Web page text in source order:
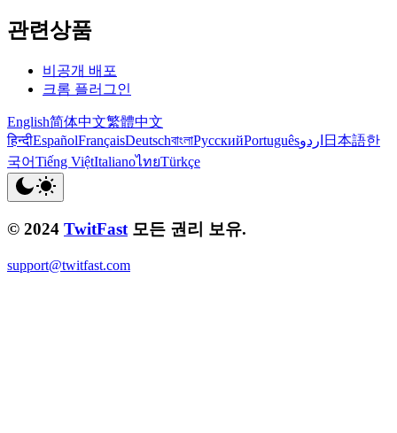
관련상품
비공개 배포
크롬 플러그인
English简体中文繁體中文
हिन्दीEspañolFrançaisDeutschবাংলাРусскийPortuguêsاردو 日本語한
국어Tiếng ViệtItalianoไทยTürkçe
© 2024 TwitFast 모든 권리 보유.
support@twitfast.com